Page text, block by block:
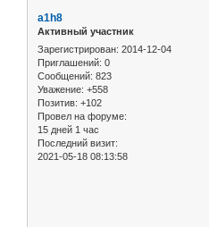
a1h8
Активный участник
Зарегистрирован: 2014-12-04
Приглашений: 0
Сообщений: 823
Уважение: +558
Позитив: +102
Провел на форуме:
15 дней 1 час
Последний визит:
2021-05-18 08:13:58